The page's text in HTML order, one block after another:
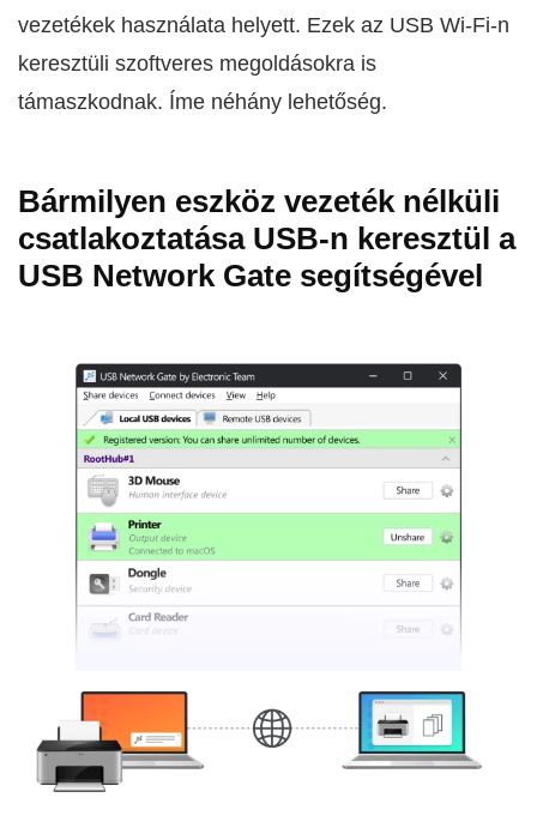
vezetékek használata helyett. Ezek az USB Wi-Fi-n
keresztüli szoftveres megoldásokra is
támaszkodnak. Íme néhány lehetőség.
Bármilyen eszköz vezeték nélküli
csatlakoztatása USB-n keresztül a
USB Network Gate segítségével